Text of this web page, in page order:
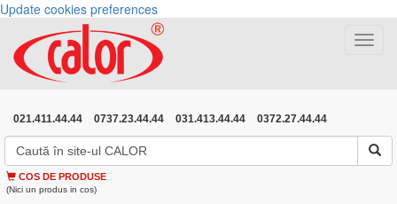
Update cookies preferences
Toggle
021.411.44.44 0737.23.44.44 031.413.44.44 0372.27.44.44
COS DE PRODUSE
(Nici un produs in cos)